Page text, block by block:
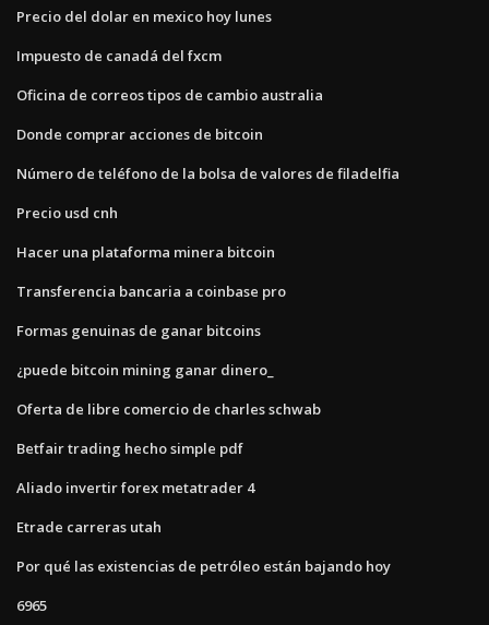
Precio del dolar en mexico hoy lunes
Impuesto de canadá del fxcm
Oficina de correos tipos de cambio australia
Donde comprar acciones de bitcoin
Número de teléfono de la bolsa de valores de filadelfia
Precio usd cnh
Hacer una plataforma minera bitcoin
Transferencia bancaria a coinbase pro
Formas genuinas de ganar bitcoins
¿puede bitcoin mining ganar dinero_
Oferta de libre comercio de charles schwab
Betfair trading hecho simple pdf
Aliado invertir forex metatrader 4
Etrade carreras utah
Por qué las existencias de petróleo están bajando hoy
6965